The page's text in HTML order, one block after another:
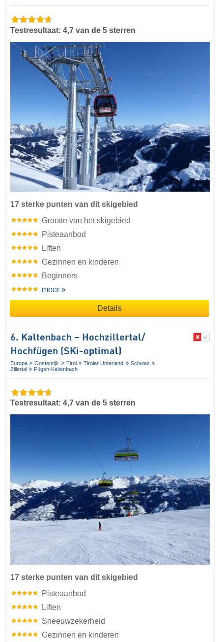
Testresultaat: 4,7 van de 5 sterren
17 sterke punten van dit skigebied
Grootte van het skigebied
Pisteaanbod
Liften
Gezinnen en kinderen
Beginners
meer »
Details
6. Kaltenbach – Hochzillertal/​
Hochfügen (SKi-optimal)
Europa Oostenrijk Tirol Tiroler Unterland
Schwaz
Zillertal
Fügen-Kaltenbach
Testresultaat: 4,7 van de 5 sterren
17 sterke punten van dit skigebied
Pisteaanbod
Liften
Sneeuwzekerheid
Gezinnen en kinderen